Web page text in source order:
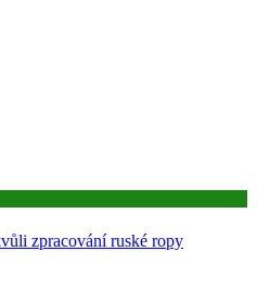
zpracování ruské ropy